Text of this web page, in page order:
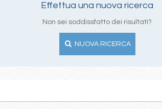
Effettua una nuova ricerca
Non sei soddissfatto dei risultati?
NUOVA RICERCA